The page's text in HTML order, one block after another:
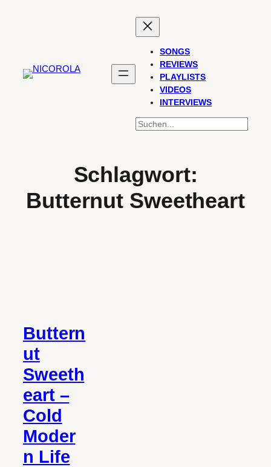
SONGS
REVIEWS
PLAYLISTS
VIDEOS
INTERVIEWS
SUCHEN
Schlagwort:
Butternut Sweetheart
Buttern
ut
Sweeth
eart –
Cold
Moder
n Life